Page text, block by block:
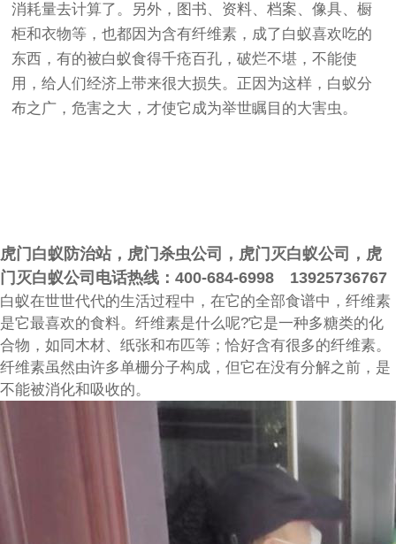
消耗量去计算了。另外，图书、资料、档案、像具、橱
柜和衣物等，也都因为含有纤维素，成了白蚁喜欢吃的
东西，有的被白蚁食得千疮百孔，破烂不堪，不能使
用，给人们经济上带来很大损失。正因为这样，白蚁分
布之广，危害之大，才使它成为举世瞩目的大害虫。
虎门白蚁防治站，虎门杀虫公司，虎门灭白蚁公司，虎
门灭白蚁公司电话热线：400-684-6998 13925736767
白蚁在世世代代的生活过程中，在它的全部食谱中，纤维素
是它最喜欢的食料。纤维素是什么呢?它是一种多糖类的化
合物，如同木材、纸张和布匹等；恰好含有很多的纤维素。
纤维素虽然由许多单栅分子构成，但它在没有分解之前，是
不能被消化和吸收的。